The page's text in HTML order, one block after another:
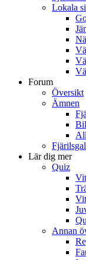
Lokala
Forum
Översikt
Ämnen
Lär dig mer
Quiz
Annan